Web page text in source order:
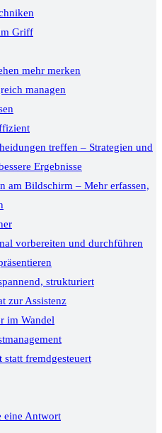
Griff
mehr merken
managen
treffen – Strategien und
Ergebnisse
am Bildschirm – Mehr erfassen,
vorbereiten und durchführen
strukturiert
zur Assistenz
im Wandel
statt fremdgesteuert
eine Antwort